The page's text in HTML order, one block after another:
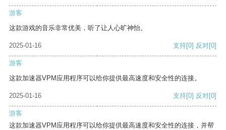
游客
这款游戏的音乐非常优美，听了让人心旷神怡。
2025-01-16 支持[0] 反对[0]
游客
这款加速器VPM应用程序可以给你提供最高速度和安全性的连接。
2025-01-16 支持[0] 反对[0]
游客
这款加速器VPM应用程序可以给你提供最高速度和安全性的连接，并帮